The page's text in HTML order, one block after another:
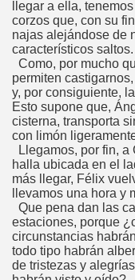
llegar a ella,
corzos que, con su
najas alejándose de
característicos saltos.
Como, por mucho
permiten
y, por consiguiente,
Esto supone que,
cisterna, transporta
con limón
Llegamos, por fin, a
halla ubicada en el
más llegar, Félix
llevamos una hora y
Que pena dan las
estaciones, porque
circunstancias
todo tipo habrán
de tristezas y